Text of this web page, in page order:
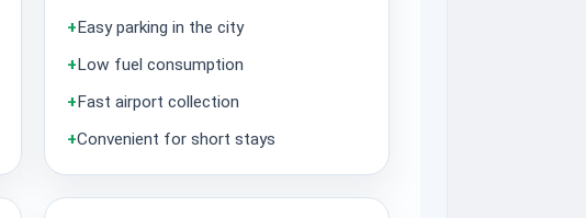
+Easy parking in the city
+Low fuel consumption
+Fast airport collection
+Convenient for short stays